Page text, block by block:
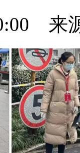
来